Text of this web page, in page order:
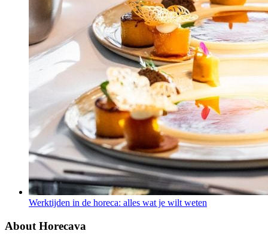
Werktijden in de horeca: alles wat je wilt weten
About Horecava